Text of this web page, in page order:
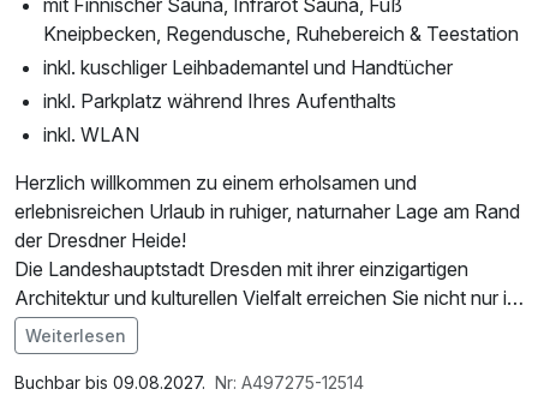
Kneipbecken, Regendusche, Ruhebereich & Teestation
inkl. kuschliger Leihbademantel und Handtücher
inkl. Parkplatz während Ihres Aufenthalts
inkl. WLAN
Herzlich willkommen zu einem erholsamen und
erlebnisreichen Urlaub in ruhiger, naturnaher Lage am Rand
der Dresdner Heide!
Die Landeshauptstadt Dresden mit ihrer einzigartigen
Architektur und kulturellen Vielfalt erreichen Sie nicht nur in
wenigen Autominuten, sondern auch bequem und schnell
mit der S-Bahn – ideal für einen stressfreien Tagesausflug.
Weiterlesen
Buchbar bis 09.08.2027. Nr: A497275-12514